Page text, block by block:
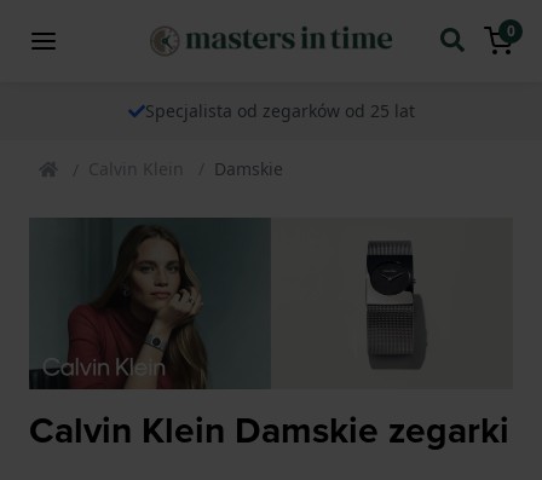
0
Specjalista od zegarków od 25 lat
Calvin Klein Damskie
Calvin Klein Damskie zegarki